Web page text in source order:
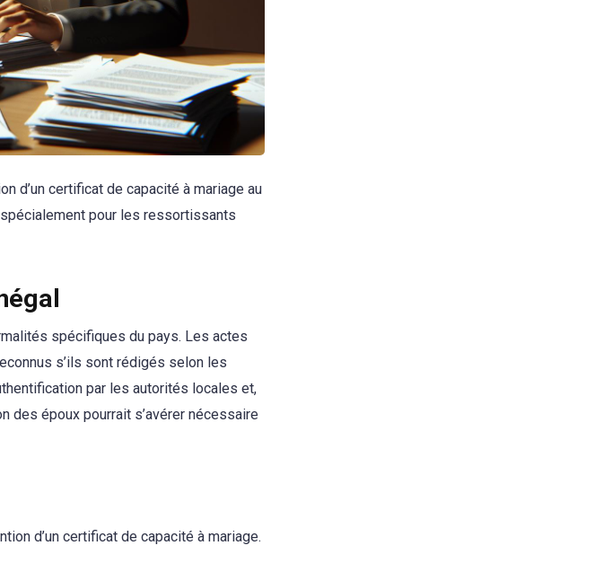
d’un certificat de capacité à mariage au
pour les ressortissants
spécifiques du pays. Les actes
s’ils sont rédigés selon les
par les autorités locales et,
des époux pourrait s’avérer nécessaire
d’un certificat de capacité à mariage.